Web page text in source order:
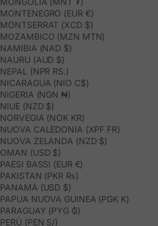
MONTENEGRO (EUR €)
MONTSERRAT (XCD $)
MOZAMBICO (MZN MTN)
NAMIBIA (NAD $)
NAURU (AUD $)
NEPAL (NPR RS.)
NICARAGUA (NIO C$)
NIGERIA (NGN ₦)
NIUE (NZD $)
NORVEGIA (NOK KR)
NUOVA CALEDONIA (XPF FR)
NUOVA ZELANDA (NZD $)
OMAN (USD $)
PAESI BASSI (EUR €)
PAKISTAN (PKR ₨)
PANAMÁ (USD $)
PAPUA NUOVA GUINEA (PGK K)
PARAGUAY (PYG ₲)
PERÙ (PEN S/)